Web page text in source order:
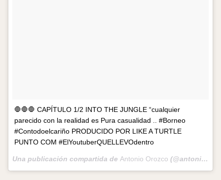
🛑🛑🛑 CAPÍTULO 1/2 INTO THE JUNGLE “cualquier
parecido con la realidad es Pura casualidad .. #Borneo
#Contodoelcariño PRODUCIDO POR LIKE A TURTLE
PUNTO COM #ElYoutuberQUELLEVOdentro
Una publicación compartida de Antonio Orozco (@antoniorozco10) el